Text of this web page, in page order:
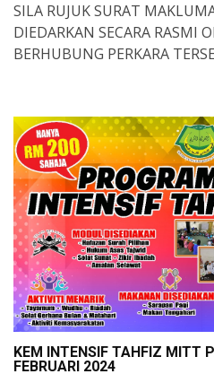
SILA RUJUK SURAT
DIEDARKAN SECARA RASMI
BERHUBUNG PERKARA
KEM INTENSIF TAHFIZ MITT
FEBRUARI 2024